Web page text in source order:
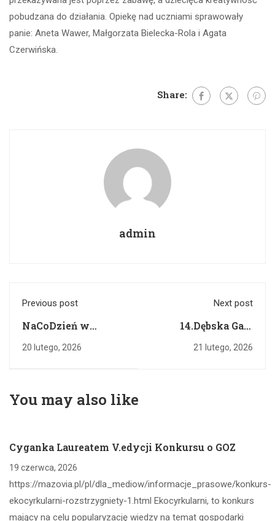
pobudzana do działania. Opiekę nad uczniami sprawowały
panie: Aneta Wawer, Małgorzata Bielecka-Rola i Agata
Czerwińska.
Share:
admin
Previous post
NaCoDzień w
Cygance
20 lutego, 2026
Next post
14.Dębska Gala
Sportu
21 lutego, 2026
You may also like
Cyganka Laureatem V.edycji Konkursu o GOZ
19 czerwca, 2026
https://mazovia.pl/pl/dla_mediow/informacje_prasowe/konkurs-
ekocyrkularni-rozstrzygniety-1.html Ekocyrkularni, to konkurs
mający na celu popularyzację wiedzy na temat gospodarki